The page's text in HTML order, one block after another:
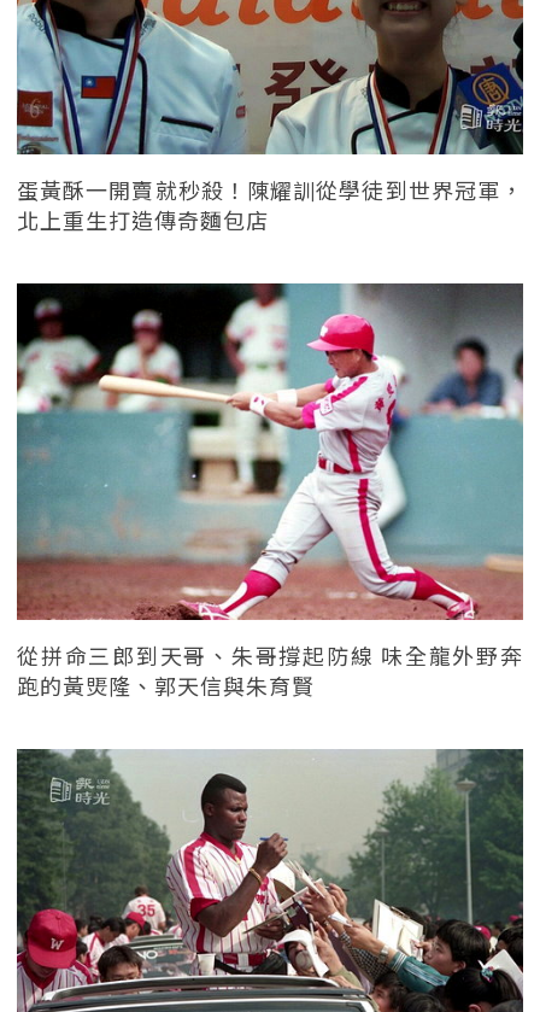
蛋黃酥一開賣就秒殺！陳耀訓從學徒到世界冠軍，
北上重生打造傳奇麵包店
從拼命三郎到天哥、朱哥撐起防線 味全龍外野奔
跑的黃煚隆、郭天信與朱育賢